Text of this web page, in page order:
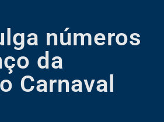
números
da
Carnaval